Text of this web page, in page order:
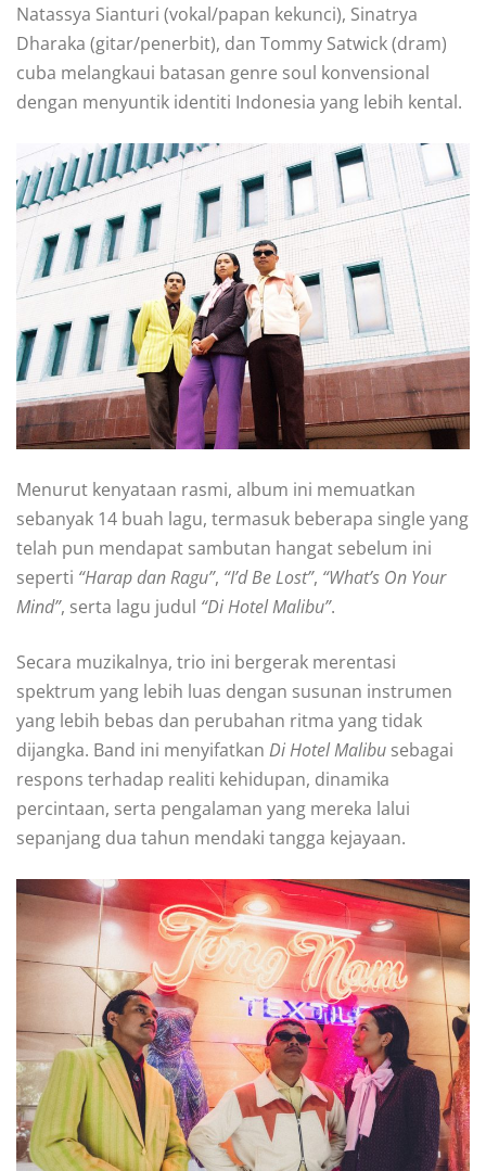
Natassya Sianturi (vokal/papan kekunci), Sinatrya
Dharaka (gitar/penerbit), dan Tommy Satwick (dram)
cuba melangkaui batasan genre soul konvensional
dengan menyuntik identiti Indonesia yang lebih kental.
Menurut kenyataan rasmi, album ini memuatkan
sebanyak 14 buah lagu, termasuk beberapa single yang
telah pun mendapat sambutan hangat sebelum ini
seperti “Harap dan Ragu”, “I’d Be Lost”, “What’s On Your
Mind”, serta lagu judul “Di Hotel Malibu”.
Secara muzikalnya, trio ini bergerak merentasi
spektrum yang lebih luas dengan susunan instrumen
yang lebih bebas dan perubahan ritma yang tidak
dijangka. Band ini menyifatkan Di Hotel Malibu sebagai
respons terhadap realiti kehidupan, dinamika
percintaan, serta pengalaman yang mereka lalui
sepanjang dua tahun mendaki tangga kejayaan.